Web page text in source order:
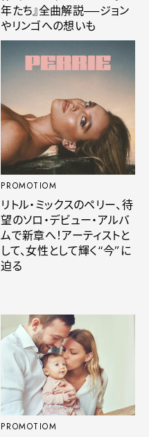
年たち』全曲解説──ジョン
やリンゴへの想いも
PROMOTIOM
リトル・ミックスのペリー、待
望のソロ・デビュー・アルバ
ムで新章へ！アーティストと
して、女性として輝く“今”に
迫る
PROMOTIOM